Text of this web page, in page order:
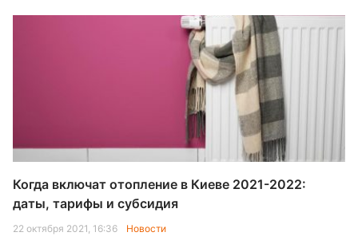
Когда включат отопление в Киеве 2021-2022:
даты, тарифы и субсидия
22 октября 2021, 16:36 Новости